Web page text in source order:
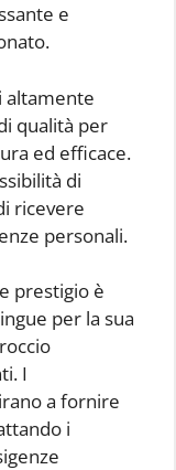
e
altamente
qualità per
ed efficace.
di
ricevere
personali.
prestigio è
per la sua
I
a fornire
i